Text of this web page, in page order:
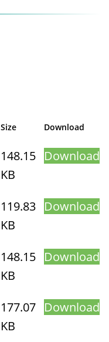
Size Download
148.15
KB
Download
119.83
KB
Download
148.15
KB
Download
177.07
KB
Download